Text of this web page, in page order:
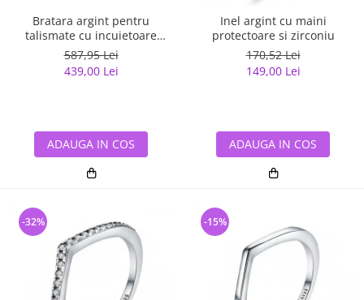
Bratara argint pentru
talismate cu incuietoare
sferica
587,95 Lei
439,00 Lei
ADAUGA IN COS
Inel argint cu maini
protectoare si zirconiu
170,52 Lei
149,00 Lei
ADAUGA IN COS
-32% -15%